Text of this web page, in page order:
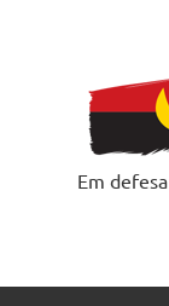
Em